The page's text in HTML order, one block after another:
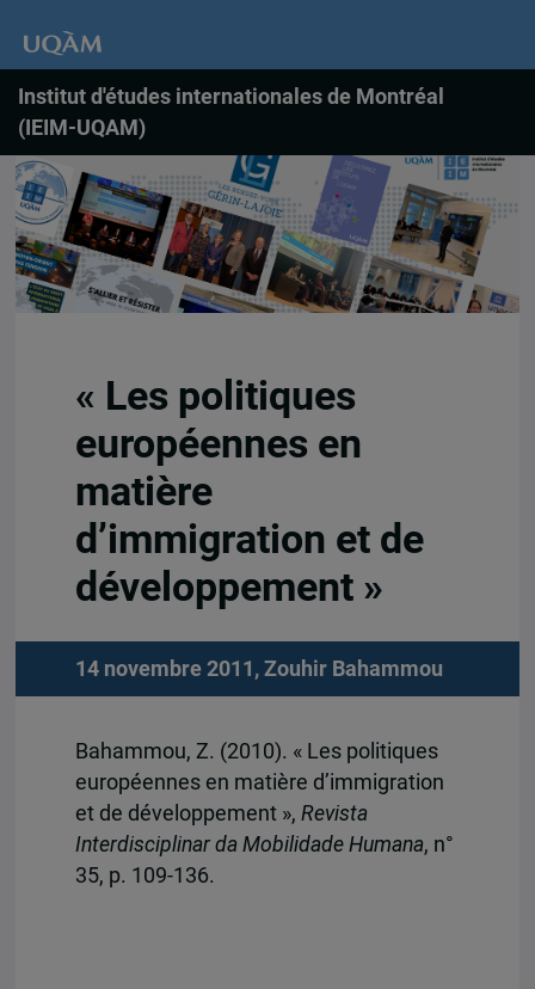
Institut d'études internationales de Montréal
(IEIM-UQAM)
« Les politiques
européennes en
matière
d’immigration et de
développement »
14 novembre 2011, Zouhir Bahammou
Bahammou, Z. (2010). « Les politiques
européennes en matière d’immigration
et de développement », Revista
Interdisciplinar da Mobilidade Humana, n°
35, p. 109-136.